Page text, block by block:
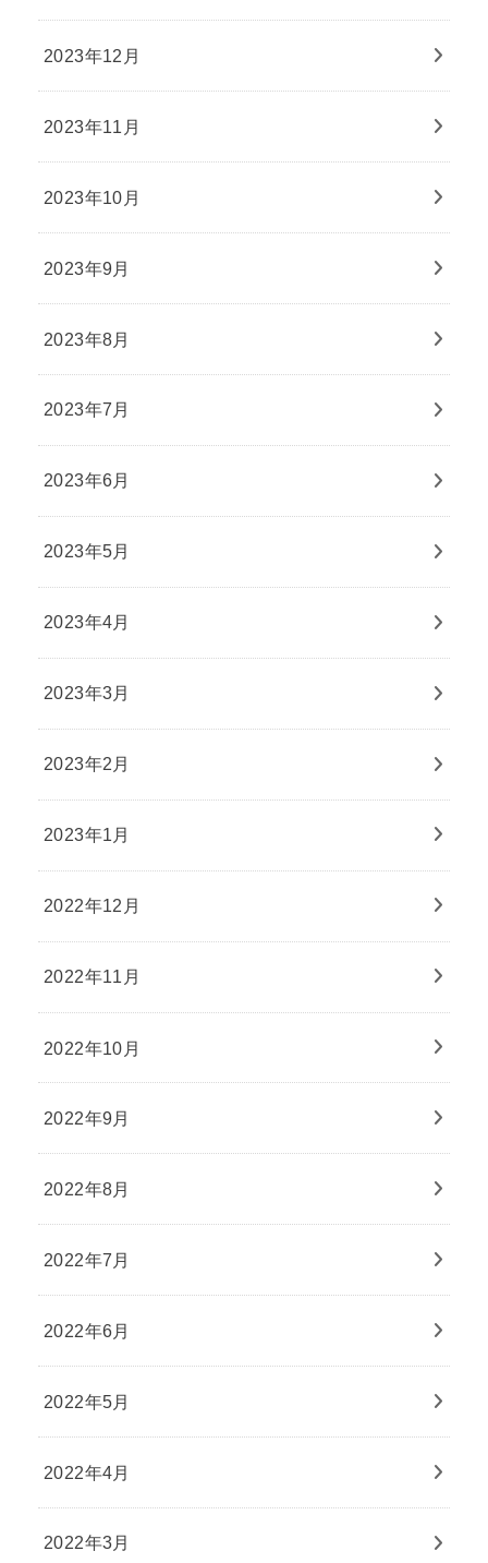
2023年12月
2023年11月
2023年10月
2023年9月
2023年8月
2023年7月
2023年6月
2023年5月
2023年4月
2023年3月
2023年2月
2023年1月
2022年12月
2022年11月
2022年10月
2022年9月
2022年8月
2022年7月
2022年6月
2022年5月
2022年4月
2022年3月